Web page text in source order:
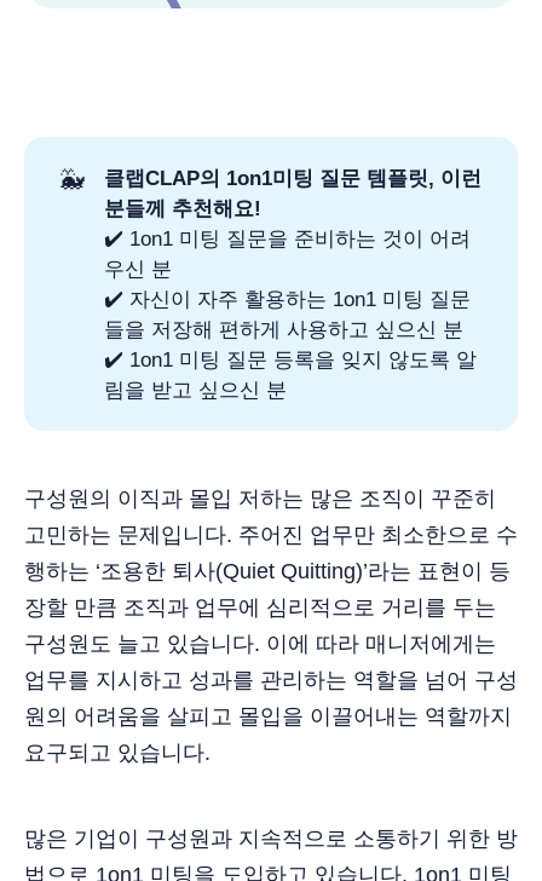
🐳
클랩CLAP의 1on1미팅 질문 템플릿, 이런
분들께 추천해요!
✔️ 1on1 미팅 질문을 준비하는 것이 어려
우신 분
✔️ 자신이 자주 활용하는 1on1 미팅 질문
들을 저장해 편하게 사용하고 싶으신 분
✔️ 1on1 미팅 질문 등록을 잊지 않도록 알
림을 받고 싶으신 분
구성원의 이직과 몰입 저하는 많은 조직이 꾸준히
고민하는 문제입니다. 주어진 업무만 최소한으로 수
행하는 ‘조용한 퇴사(Quiet Quitting)’라는 표현이 등
장할 만큼 조직과 업무에 심리적으로 거리를 두는
구성원도 늘고 있습니다. 이에 따라 매니저에게는
업무를 지시하고 성과를 관리하는 역할을 넘어 구성
원의 어려움을 살피고 몰입을 이끌어내는 역할까지
요구되고 있습니다.
많은 기업이 구성원과 지속적으로 소통하기 위한 방
법으로 1on1 미팅을 도입하고 있습니다. 1on1 미팅